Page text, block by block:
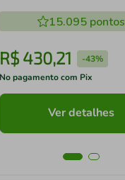
15.095pontos
R$430,21 -43%
No pagamento com Pix
Ver detalhes